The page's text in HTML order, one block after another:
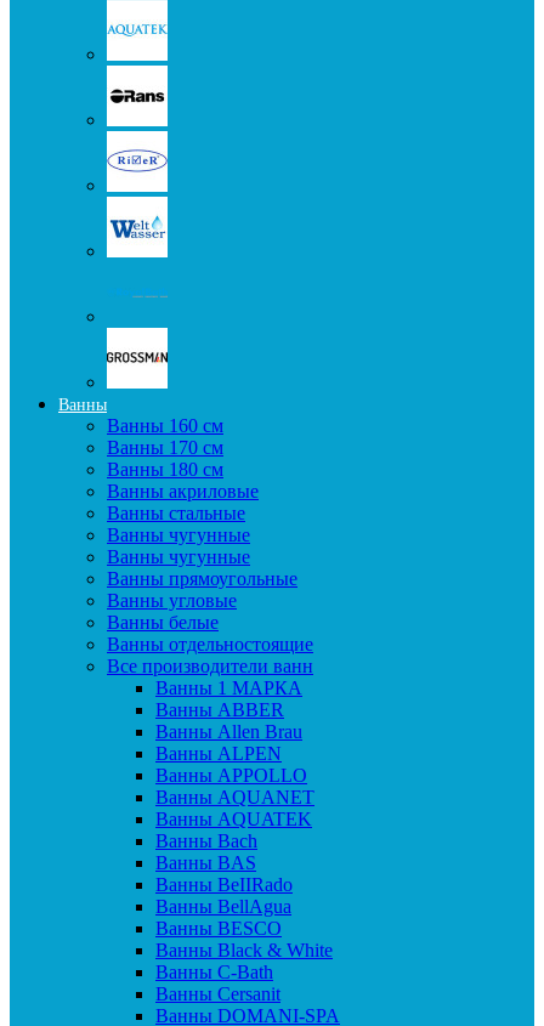
Ванны
Ванны 160 см
Ванны 170 см
Ванны 180 см
Ванны акриловые
Ванны стальные
Ванны чугунные
Ванны чугунные
Ванны прямоугольные
Ванны угловые
Ванны белые
Ванны отдельностоящие
Все производители ванн
Ванны 1 МАРКА
Ванны ABBER
Ванны Allen Brau
Ванны ALPEN
Ванны APPOLLO
Ванны AQUANET
Ванны AQUATEK
Ванны Bach
Ванны BAS
Ванны BeIIRado
Ванны BellAgua
Ванны BESCO
Ванны Black & White
Ванны C-Bath
Ванны Cersanit
Ванны DOMANI-SPA